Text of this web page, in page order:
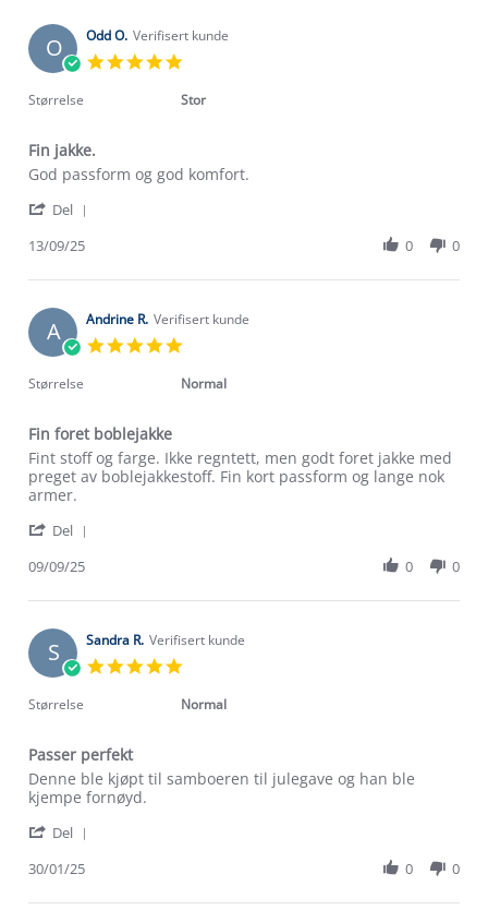
O Odd O. Verifisert kunde
rating
Størrelse Stor
Fin jakke.
Review
Odd
on
Sep
2025
review
Fin
God passform og god komfort.
Del
Odd
on
13
Sep
13/09/25 0 0
A Andrine R. Verifisert kunde
rating
Størrelse Normal
Fin foret boblejakke
Review
by
Andrine
on
Sep
review
stating
Fin
boblejakke
Fint stoff og farge. Ikke regntett, men godt foret jakke med
preget av boblejakkestoff. Fin kort passform og lange nok
armer.
Del
Andrine
on
9
Sep
09/09/25 0 0
S Sandra R. Verifisert kunde
rating
Størrelse Normal
Passer perfekt
Review
by
R.
30
review
stating
perfekt
Denne ble kjøpt til samboeren til julegave og han ble
kjempe fornøyd.
Del
Sandra
30/01/25 0 0